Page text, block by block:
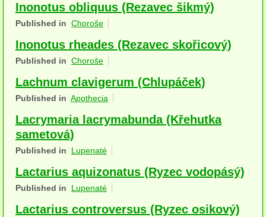
Houby (Fotogalerie)
Apothecia
na dřevě
terestrické saprotrofní
koprofilní
Inonotus obliquus (Rezavec šikmý)
Published in Choroše
Inonotus rheades (Rezavec skořicový)
Published in Choroše
Lachnum clavigerum (Chlupáček)
Published in Apothecia
Lacrymaria lacrymabunda (Křehutka
sametová)
Published in Lupenaté
Lactarius aquizonatus (Ryzec vodopásý)
Published in Lupenaté
Lactarius controversus (Ryzec osikový)